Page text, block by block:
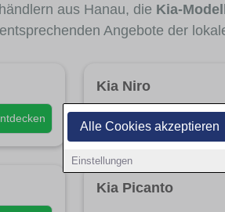
Alle Cookies akzeptieren
Einstellungen
aus Hanau, die Kia-
Angebote der
Kia Niro
Kia Picanto